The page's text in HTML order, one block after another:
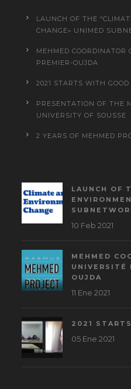
LAUNCH OF THE
CHANGE» UNIMED
MEHMED COORDINATOR
PREMIER-OUJDA
2021 STARTS WITH
PRESENTATION OF THE
UNIVERSITY OF SOUSSE
2 YEARS OF MEHMED
LAUNCH OF
10 Feb 2021
MEHMED
UNIVERSITÉ
OUJDA
11 Ene 2021
2021
05 Ene 2021